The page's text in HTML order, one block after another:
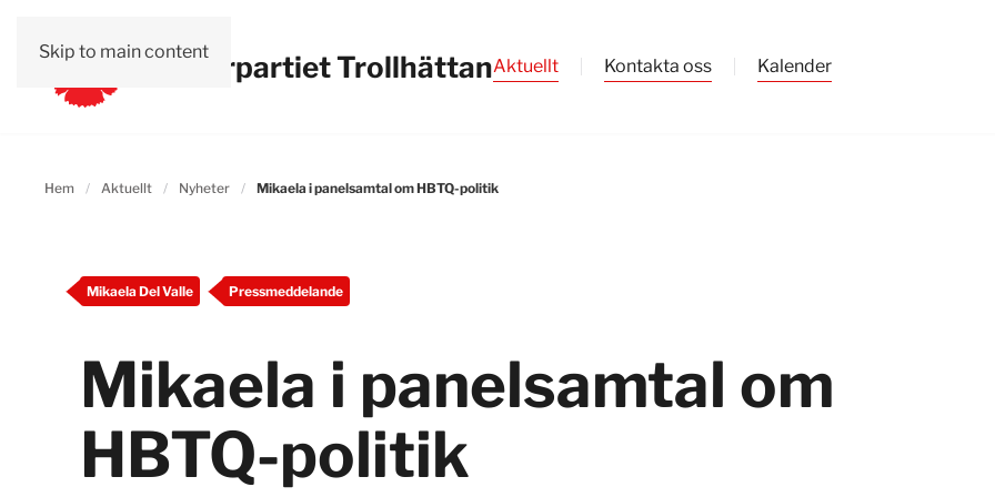
Skip to main contentVänsterpartiet TrollhättanAktuellt Kontakta oss Kalender
Hem Aktuellt Nyheter Mikaela i panelsamtal om HBTQ-politik
Mikaela Del Valle Pressmeddelande
Mikaela i panelsamtal om
HBTQ-politik